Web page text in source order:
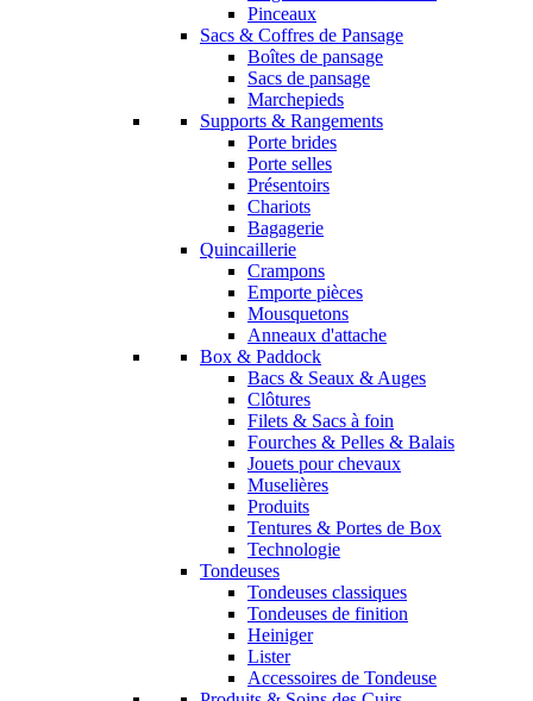
Pinceaux
Sacs & Coffres de Pansage
Boîtes de pansage
Sacs de pansage
Marchepieds
Supports & Rangements
Porte brides
Porte selles
Présentoirs
Chariots
Bagagerie
Quincaillerie
Crampons
Emporte pièces
Mousquetons
Anneaux d'attache
Box & Paddock
Bacs & Seaux & Auges
Clôtures
Filets & Sacs à foin
Fourches & Pelles & Balais
Jouets pour chevaux
Muselières
Produits
Tentures & Portes de Box
Technologie
Tondeuses
Tondeuses classiques
Tondeuses de finition
Heiniger
Lister
Accessoires de Tondeuse